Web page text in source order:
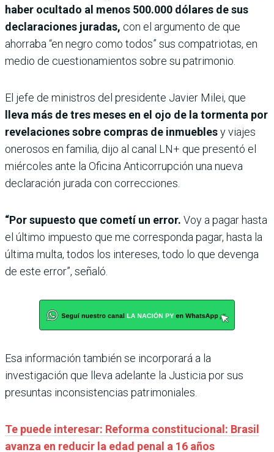
haber ocultado al menos 500.000 dólares de sus
declaraciones juradas, con el argumento de que
ahorraba “en negro como todos” sus compatriotas, en
medio de cuestionamientos sobre su patrimonio.
El jefe de ministros del presidente Javier Milei, que
lleva más de tres meses en el ojo de la tormenta por
revelaciones sobre compras de inmueblesy viajes
onerosos en familia, dijo al canal LN+ que presentó el
miércoles ante la Oficina Anticorrupción una nueva
declaración jurada con correcciones.
“Por supuesto que cometí un error. Voy a pagar hasta
el último impuesto que me corresponda pagar, hasta la
última multa, todos los intereses, todo lo que devenga
de este error”, señaló.
Esa información también se incorporará a la
investigación que lleva adelante la Justicia por sus
presuntas inconsistencias patrimoniales.
Te puede interesar: Reforma constitucional: Brasil
avanza en reducir la edad penal a 16 años